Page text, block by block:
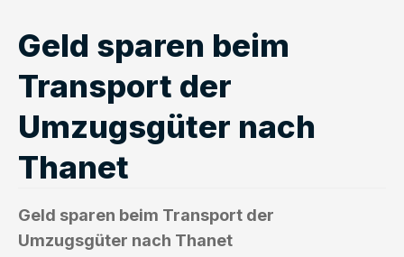
Geld sparen beim
Transport der
Umzugsgüter nach
Thanet
Geld sparen beim Transport der
Umzugsgüter nach Thanet